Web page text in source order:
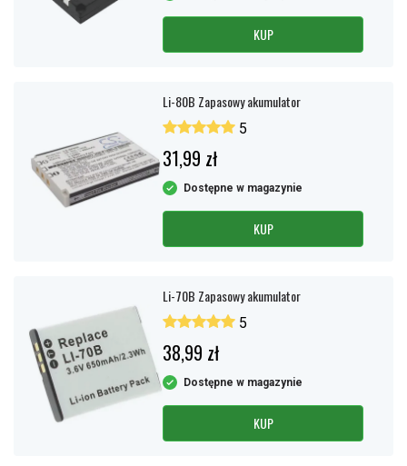
KUP
Li-80B Zapasowy akumulator
5
31,99 zł
Dostępne w magazynie
KUP
Li-70B Zapasowy akumulator
5
38,99 zł
Dostępne w magazynie
KUP